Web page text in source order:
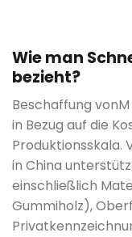
Wie man
bezieht?
Beschaffung von
in Bezug auf die
Produktionsskala.
in China
einschließlich
Gummiholz),